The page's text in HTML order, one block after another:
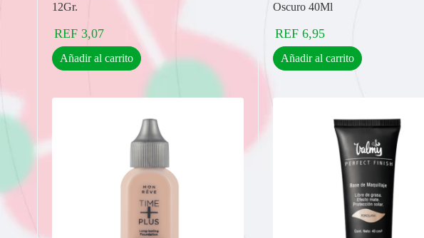
12Gr.
REF 3,07
Añadir al carrito
Oscuro 40Ml
REF 6,95
Añadir al carrito